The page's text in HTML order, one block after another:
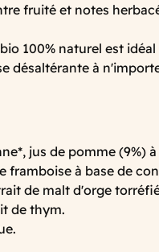
fruité et notes
100% naturel est
désaltérante à
jus de pomme (9%)
framboise à base de
de malt d'orge
de thym.